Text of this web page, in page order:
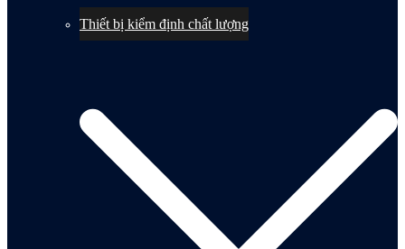
Thiết bị kiểm định chất lượng